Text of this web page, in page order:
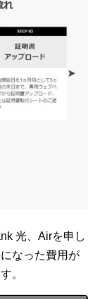
光、Airを申し
なった費用が
。